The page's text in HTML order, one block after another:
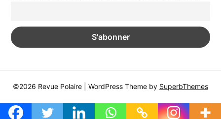
©2026 Revue Polaire | WordPress Theme by SuperbThemes